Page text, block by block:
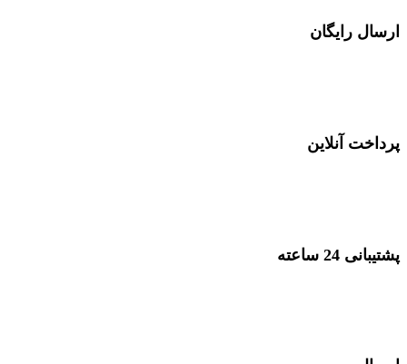
ارسال رایگان
پرداخت آنلاین
پشتیبانی 24 ساعته